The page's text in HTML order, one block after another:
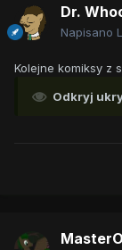
Dr.
Napisano
Kolejne komiksy z
Odkryj